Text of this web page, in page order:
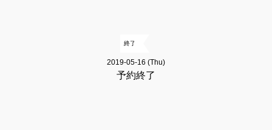
終了
2019-05-16 (Thu)
予約終了